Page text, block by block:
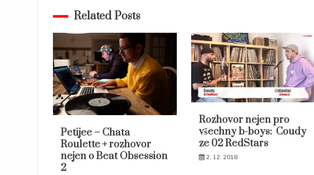
příspěvek
Related Posts
Petijee – Chata
Roulette + rozhovor
nejen o Beat Obsession
2
Rozhovor nejen pro
všechny b-boys: Coudy
ze 02 RedStars
2. 12. 2018